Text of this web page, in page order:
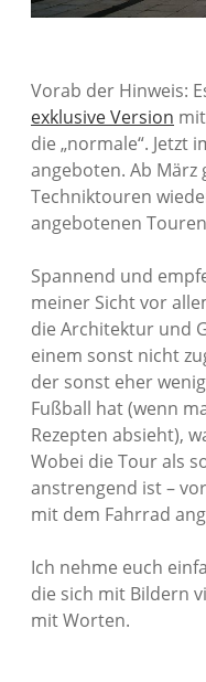
Vorab der Hinweis:
exklusive Version
die „normale“. Jetzt
angeboten. Ab März
Techniktouren
angebotenen
Spannend und
meiner Sicht vor
die Architektur und
einem sonst nicht
der sonst eher
Fußball hat (wenn
Rezepten absieht),
Wobei die Tour als
anstrengend ist –
mit dem Fahrrad
Ich nehme euch
die sich mit Bildern
mit Worten.